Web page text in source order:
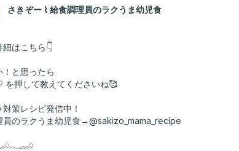
さきぞー ⌇ 給食調理員のラクうま幼児食
細はこちら👇
！と思ったら
を押して教えてくださいね🥰
策レシピ発信中！
員のラクうま幼児食→@sakizo_mama_recipe